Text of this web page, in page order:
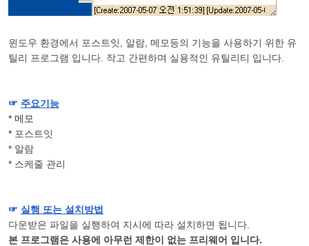
윈도우 환경에서 포스트잇, 알람, 메모등의 기능을 사용하기 위한 유
틸리 프로그램 입니다. 작고 간편하며 실용적인 유틸리티 입니다.
☞ 주요기능
* 메모
* 포스트잇
* 알람
* 스케줄 관리
☞ 실행 또는 설치방법
다운받은 파일을 실행하여 지시에 따라 설치하면 됩니다.
본 프로그램은 사용에 아무런 제한이 없는 프리웨어 입니다.